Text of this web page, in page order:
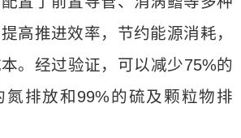
高推进效率，节约能源消耗，
。经过验证，可以减少75%的
氮排放和99%的硫及颗粒物排